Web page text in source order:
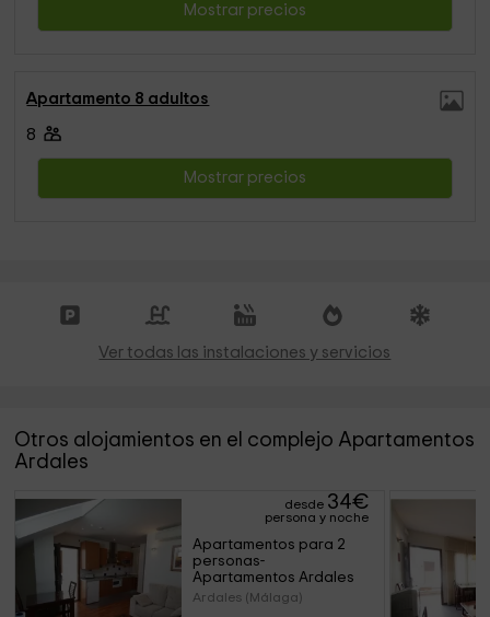
Mostrar precios
Apartamento 8 adultos
8
Mostrar precios
Ver todas las instalaciones y servicios
Otros alojamientos en el complejo Apartamentos
Ardales
desde 34€
persona y noche
Apartamentos para 2
personas-
Apartamentos Ardales
Ardales (Málaga)